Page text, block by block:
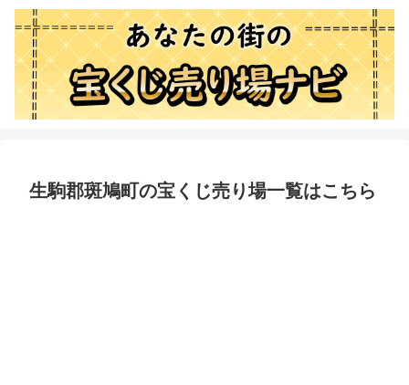
生駒郡斑鳩町の宝くじ売り場一覧はこちら